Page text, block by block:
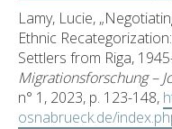
Lamy, Lucie,
Ethnic
Settlers from Riga,
Migrationsforschung –
n° 1, 2023, p. 123-148,
osnabrueck.de/